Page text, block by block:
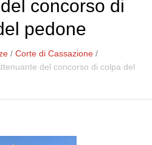
concorso di
pedone
/Corte di Cassazione /
del concorso di colpa del